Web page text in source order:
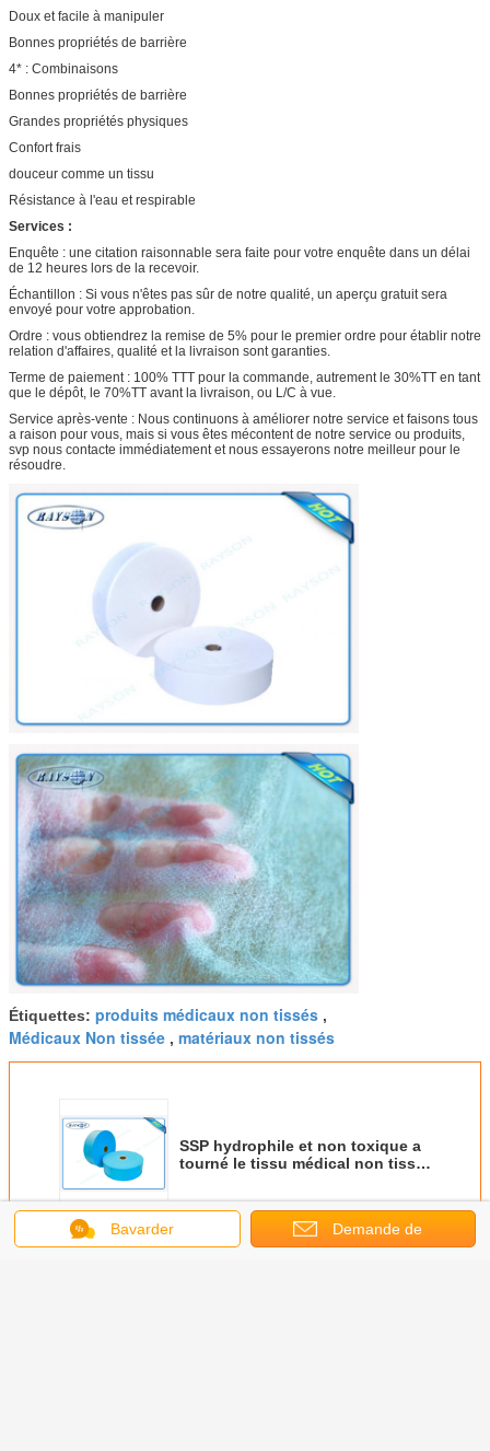
Doux et facile à manipuler
Bonnes propriétés de barrière
4* : Combinaisons
Bonnes propriétés de barrière
Grandes propriétés physiques
Confort frais
douceur comme un tissu
Résistance à l'eau et respirable
Services :
Enquête : une citation raisonnable sera faite pour votre enquête dans un délai
de 12 heures lors de la recevoir.
Échantillon : Si vous n'êtes pas sûr de notre qualité, un aperçu gratuit sera
envoyé pour votre approbation.
Ordre : vous obtiendrez la remise de 5% pour le premier ordre pour établir notre
relation d'affaires, qualité et la livraison sont garanties.
Terme de paiement : 100% TTT pour la commande, autrement le 30%TT en tant
que le dépôt, le 70%TT avant la livraison, ou L/C à vue.
Service après-vente : Nous continuons à améliorer notre service et faisons tous
a raison pour vous, mais si vous êtes mécontent de notre service ou produits,
svp nous contacte immédiatement et nous essayerons notre meilleur pour le
résoudre.
Étiquettes: produits médicaux non tissés ,
Médicaux Non tissée , matériaux non tissés
SSP hydrophile et non toxique a
tourné le tissu médical non tissé
Bavarder Demande de